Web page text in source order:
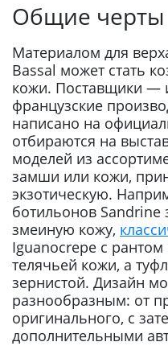
Общие черты
Материалом для
Bassal может стать
кожи. Поставщики —
французские
написано на
отбираются на
моделей из
замши или кожи,
экзотическую.
ботильонов Sandrine
змеиную кожу,
Iguanocrepe с
телячьей кожи, а
зернистой. Дизайн
разнообразным: от
оригинального, с
дополнительными